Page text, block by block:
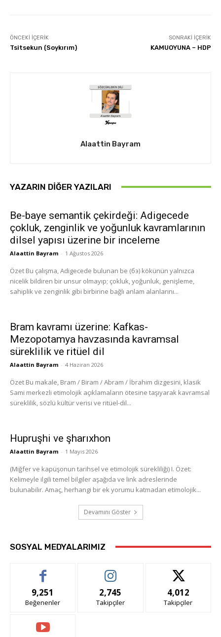
ÖNCEKI İÇERIK
Tsitsekun (Soykırım)
SONRAKI İÇERIK
KAMUOYUNA – HDP
Alaattin Bayram
YAZARIN DIĞER YAZILARI
Be-baye semantik çekirdeği: Adigecede
çokluk, zenginlik ve yoğunluk kavramlarının
dilsel yapısı üzerine bir inceleme
Alaattin Bayram - 1 Ağustos 2026
Özet Bu çalışma, Adigecede bulunan be (бэ) kökünün yalnızca
nicelik bildiren bir unsur olmayıp; çokluk, yoğunluk, genişleme,
sahiplik ve zenginlik gibi birbirine bağlı anlam alanlarını...
Bram kavramı üzerine: Kafkas-
Mezopotamya havzasında kavramsal
süreklilik ve ritüel dil
Alaattin Bayram - 4 Haziran 2026
Özet Bu makale, Bram / Biram / Abram / İbrahim dizgesini, klasik
Sami merkezli etimolojik açıklamaların ötesine taşıyarak kavramsal
süreklilik, sözlü kültür verisi ve ritüel-dil...
Hupruşhi ve şharıxhon
Alaattin Bayram - 1 Mayıs 2026
(Miğfer ve kapüşonun tarihsel ve etimolojik sürekliliği) I. Özet:
Kelimeyle ilgili temel bilgiler aşağıda ve link adreslerinde
bulunabilir. Amaç, herhangi bir ek yorumu katmadan etimolojik...
Devamını Göster
SOSYAL MEDYALARIMIZ
9,251
Beğenenler
2,745
Takipçiler
4,012
Takipçiler